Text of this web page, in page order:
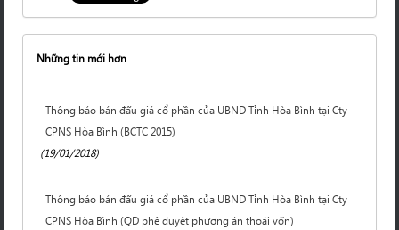
Những tin mới hơn
Thông báo bán đấu giá cổ phần của UBND Tỉnh Hòa Bình tại Cty
CPNS Hòa Bình (BCTC 2015)
(19/01/2018)
Thông báo bán đấu giá cổ phần của UBND Tỉnh Hòa Bình tại Cty
CPNS Hòa Bình (QD phê duyệt phương án thoái vốn)